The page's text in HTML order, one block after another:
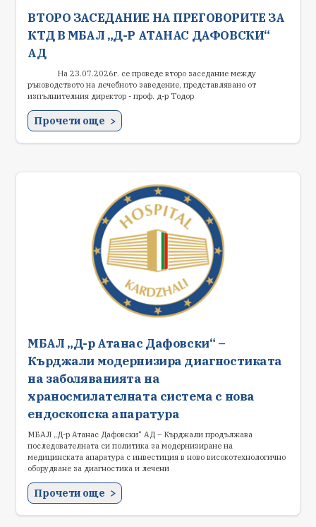
ВТОРО ЗАСЕДАНИЕ НА ПРЕГОВОРИТЕ ЗА
КТД В МБАЛ „Д-Р АТАНАС ДАФОВСКИ“
АД
На 23.07.2026г. се проведе второ заседание между
ръководството на лечебното заведение, представлявано от
изпълнителния директор - проф. д-р Тодор
Прочети още
МБАЛ „Д-р Атанас Дафовски“ –
Кърджали модернизира диагностиката
на заболяванията на
храносмилателната система с нова
ендоскопска апаратура
МБАЛ „Д-р Атанас Дафовски“ АД – Кърджали продължава
последователната си политика за модернизиране на
медицинската апаратура с инвестиция в ново високотехнологично
оборудване за диагностика и лечени
Прочети още